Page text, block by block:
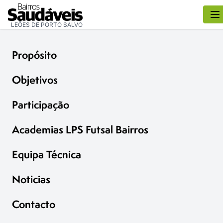
LEÕES DE PORTO SALVO
Propósito
Objetivos
Participação
Academias LPS Futsal Bairros
Equipa Técnica
Noticias
Contacto